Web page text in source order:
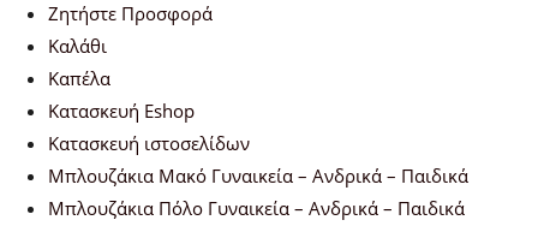
Ζητήστε Προσφορά
Καλάθι
Καπέλα
Κατασκευή Eshop
Κατασκευή ιστοσελίδων
Μπλουζάκια Μακό Γυναικεία – Ανδρικά – Παιδικά
Μπλουζάκια Πόλο Γυναικεία – Ανδρικά – Παιδικά